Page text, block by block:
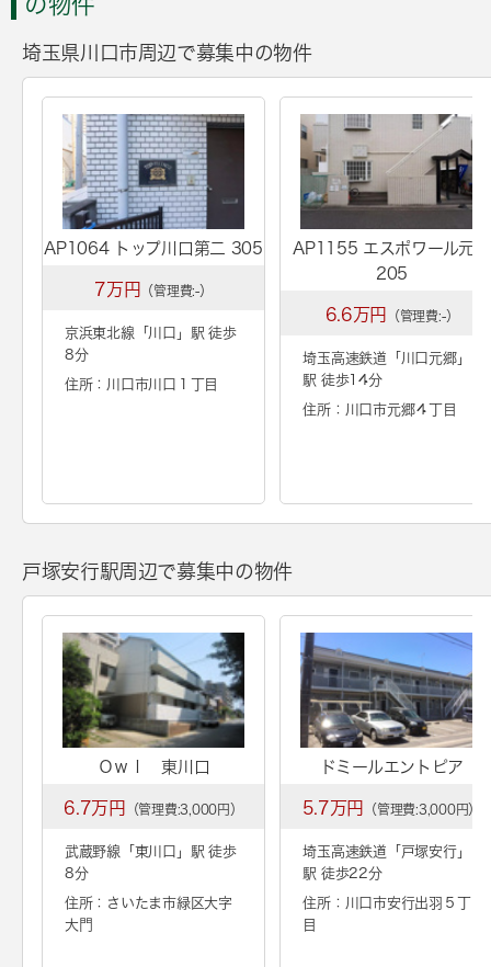
埼玉県川口市周辺で募集中の物件
AP1064 トップ川口第二 305
7万円 （管理費:-）
京浜東北線「 川口 」駅 徒歩
8分
住所：川口市川口１丁目
AP1155 エスポワール元郷
205
6.6万円 （管理費:-）
埼玉高速鉄道「 川口元郷」
駅 徒歩14分
住所：川口市元郷４丁目
戸塚安行駅周辺で募集中の物件
Ｏｗｌ 東川口
6.7万円 （管理費:3,000円）
武蔵野線「 東川口 」駅 徒歩
8分
住所：さいたま市緑区大字
大門
ドミールエントピア
5.7万円 （管理費:3,000円）
埼玉高速鉄道「 戸塚安行」
駅 徒歩22分
住所：川口市安行出羽５丁
目